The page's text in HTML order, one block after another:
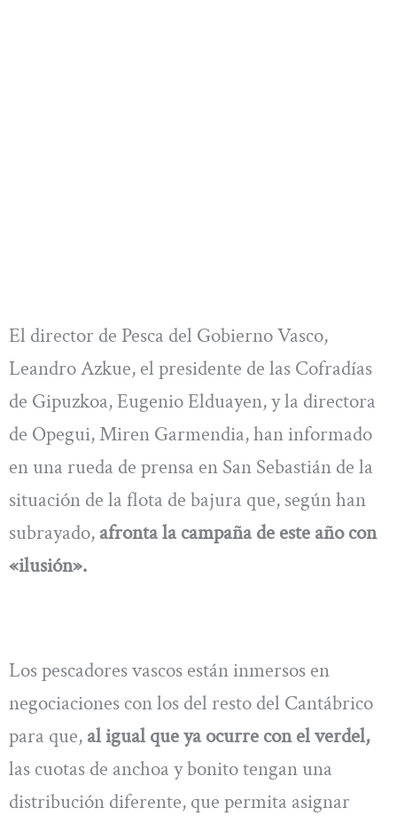
El director de Pesca del Gobierno Vasco,
Leandro Azkue, el presidente de las Cofradías
de Gipuzkoa, Eugenio Elduayen, y la directora
de Opegui, Miren Garmendia, han informado
en una rueda de prensa en San Sebastián de la
situación de la flota de bajura que, según han
subrayado, afronta la campaña de este año con
«ilusión».
Los pescadores vascos están inmersos en
negociaciones con los del resto del Cantábrico
para que, al igual que ya ocurre con el verdel,
las cuotas de anchoa y bonito tengan una
distribución diferente, que permita asignar